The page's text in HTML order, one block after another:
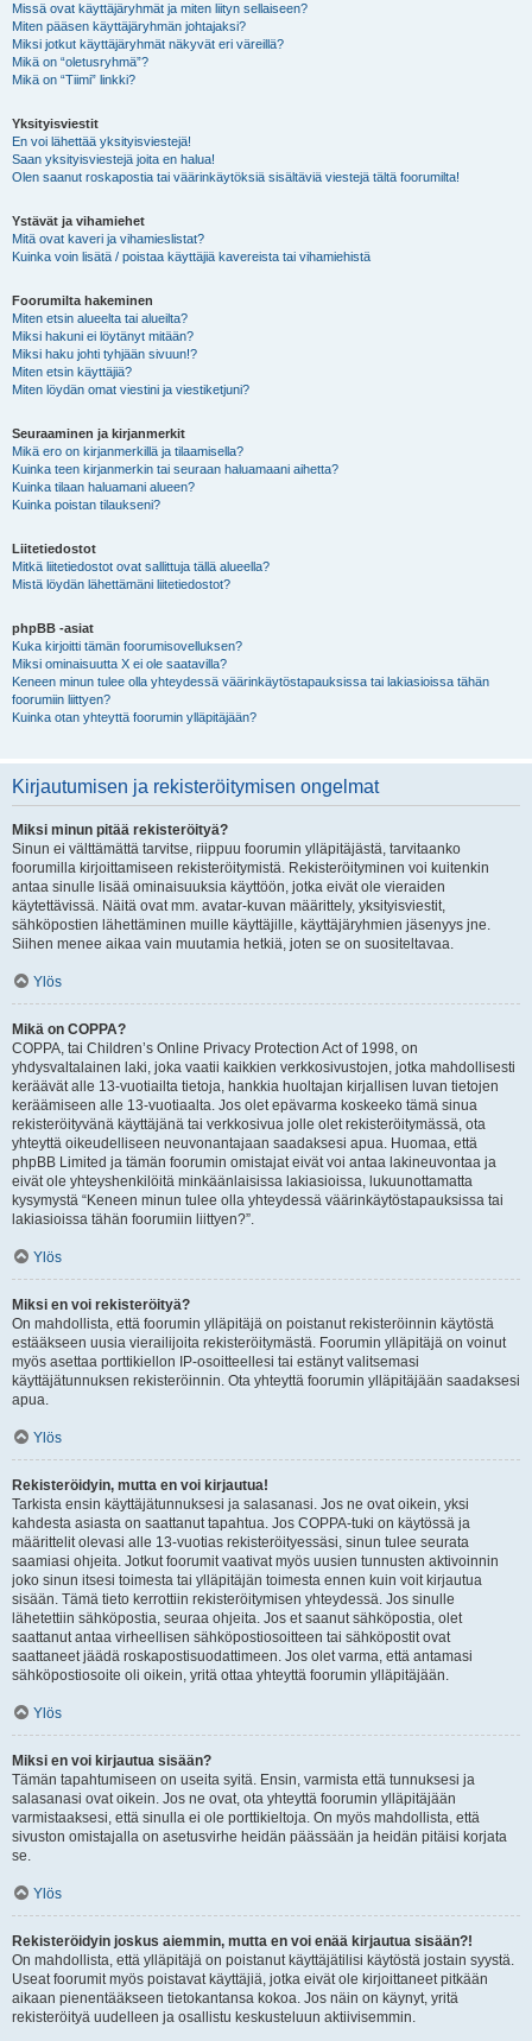
Missä ovat käyttäjäryhmät ja miten liityn sellaiseen?
Miten pääsen käyttäjäryhmän johtajaksi?
Miksi jotkut käyttäjäryhmät näkyvät eri väreillä?
Mikä on “oletusryhmä”?
Mikä on “Tiimi” linkki?
Yksityisviestit
En voi lähettää yksityisviestejä!
Saan yksityisviestejä joita en halua!
Olen saanut roskapostia tai väärinkäytöksiä sisältäviä viestejä tältä foorumilta!
Ystävät ja vihamiehet
Mitä ovat kaveri ja vihamieslistat?
Kuinka voin lisätä / poistaa käyttäjiä kavereista tai vihamiehistä
Foorumilta hakeminen
Miten etsin alueelta tai alueilta?
Miksi hakuni ei löytänyt mitään?
Miksi haku johti tyhjään sivuun!?
Miten etsin käyttäjiä?
Miten löydän omat viestini ja viestiketjuni?
Seuraaminen ja kirjanmerkit
Mikä ero on kirjanmerkillä ja tilaamisella?
Kuinka teen kirjanmerkin tai seuraan haluamaani aihetta?
Kuinka tilaan haluamani alueen?
Kuinka poistan tilaukseni?
Liitetiedostot
Mitkä liitetiedostot ovat sallittuja tällä alueella?
Mistä löydän lähettämäni liitetiedostot?
phpBB -asiat
Kuka kirjoitti tämän foorumisovelluksen?
Miksi ominaisuutta X ei ole saatavilla?
Keneen minun tulee olla yhteydessä väärinkäytöstapauksissa tai lakiasioissa tähän
foorumiin liittyen?
Kuinka otan yhteyttä foorumin ylläpitäjään?
Kirjautumisen ja rekisteröitymisen ongelmat
Miksi minun pitää rekisteröityä?
Sinun ei välttämättä tarvitse, riippuu foorumin ylläpitäjästä, tarvitaanko
foorumilla kirjoittamiseen rekisteröitymistä. Rekisteröityminen voi kuitenkin
antaa sinulle lisää ominaisuuksia käyttöön, jotka eivät ole vieraiden
käytettävissä. Näitä ovat mm. avatar-kuvan määrittely, yksityisviestit,
sähköpostien lähettäminen muille käyttäjille, käyttäjäryhmien jäsenyys jne.
Siihen menee aikaa vain muutamia hetkiä, joten se on suositeltavaa.
Ylös
Mikä on COPPA?
COPPA, tai Children’s Online Privacy Protection Act of 1998, on
yhdysvaltalainen laki, joka vaatii kaikkien verkkosivustojen, jotka mahdollisesti
keräävät alle 13-vuotiailta tietoja, hankkia huoltajan kirjallisen luvan tietojen
keräämiseen alle 13-vuotiaalta. Jos olet epävarma koskeeko tämä sinua
rekisteröityvänä käyttäjänä tai verkkosivua jolle olet rekisteröitymässä, ota
yhteyttä oikeudelliseen neuvonantajaan saadaksesi apua. Huomaa, että
phpBB Limited ja tämän foorumin omistajat eivät voi antaa lakineuvontaa ja
eivät ole yhteyshenkilöitä minkäänlaisissa lakiasioissa, lukuunottamatta
kysymystä “Keneen minun tulee olla yhteydessä väärinkäytöstapauksissa tai
lakiasioissa tähän foorumiin liittyen?”.
Ylös
Miksi en voi rekisteröityä?
On mahdollista, että foorumin ylläpitäjä on poistanut rekisteröinnin käytöstä
estääkseen uusia vierailijoita rekisteröitymästä. Foorumin ylläpitäjä on voinut
myös asettaa porttikiellon IP-osoitteellesi tai estänyt valitsemasi
käyttäjätunnuksen rekisteröinnin. Ota yhteyttä foorumin ylläpitäjään saadaksesi
apua.
Ylös
Rekisteröidyin, mutta en voi kirjautua!
Tarkista ensin käyttäjätunnuksesi ja salasanasi. Jos ne ovat oikein, yksi
kahdesta asiasta on saattanut tapahtua. Jos COPPA-tuki on käytössä ja
määrittelit olevasi alle 13-vuotias rekisteröityessäsi, sinun tulee seurata
saamiasi ohjeita. Jotkut foorumit vaativat myös uusien tunnusten aktivoinnin
joko sinun itsesi toimesta tai ylläpitäjän toimesta ennen kuin voit kirjautua
sisään. Tämä tieto kerrottiin rekisteröitymisen yhteydessä. Jos sinulle
lähetettiin sähköpostia, seuraa ohjeita. Jos et saanut sähköpostia, olet
saattanut antaa virheellisen sähköpostiosoitteen tai sähköpostit ovat
saattaneet jäädä roskapostisuodattimeen. Jos olet varma, että antamasi
sähköpostiosoite oli oikein, yritä ottaa yhteyttä foorumin ylläpitäjään.
Ylös
Miksi en voi kirjautua sisään?
Tämän tapahtumiseen on useita syitä. Ensin, varmista että tunnuksesi ja
salasanasi ovat oikein. Jos ne ovat, ota yhteyttä foorumin ylläpitäjään
varmistaaksesi, että sinulla ei ole porttikieltoja. On myös mahdollista, että
sivuston omistajalla on asetusvirhe heidän päässään ja heidän pitäisi korjata
se.
Ylös
Rekisteröidyin joskus aiemmin, mutta en voi enää kirjautua sisään?!
On mahdollista, että ylläpitäjä on poistanut käyttäjätilisi käytöstä jostain syystä.
Useat foorumit myös poistavat käyttäjiä, jotka eivät ole kirjoittaneet pitkään
aikaan pienentääkseen tietokantansa kokoa. Jos näin on käynyt, yritä
rekisteröityä uudelleen ja osallistu keskusteluun aktiivisemmin.